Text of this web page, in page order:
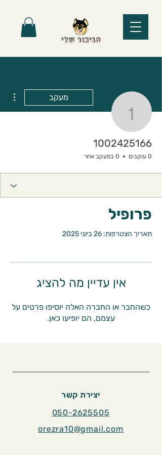
1002425166
מעקב
1002425166
0 עוקבים 0 במעקב אחר
פרופיל
תאריך הצטרפות: 26 ביוני 2025
אין עדיין מה להציג
כשהחבר או החברה האלה יוסיפו פרטים על
עצמם, הם יופיעו כאן.
יצירת קשר
050-2625505
orezra10@gmail.com